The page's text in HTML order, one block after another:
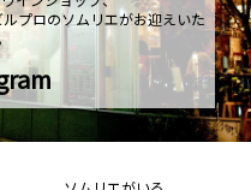
プロのソムリエがお迎えいた